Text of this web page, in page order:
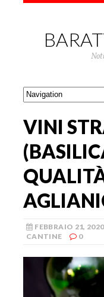
VINI
FEBBRAIO 21, 2020
CANTINE
0